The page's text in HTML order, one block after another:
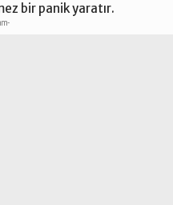
bir panik yaratır.